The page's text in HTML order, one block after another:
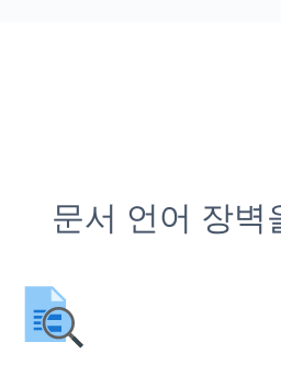
문서 언어 장벽